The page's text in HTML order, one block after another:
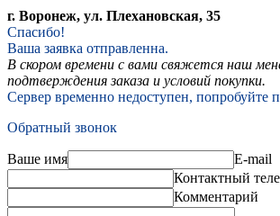
г. Воронеж, ул. Плехановская, 35
Спасибо!
Ваша заявка отправленна.
В скором времени с вами свяжется наш
подтверждения заказа и условий покупки.
Сервер временно недоступен, попробуйте
Обратный звонок
Ваше имя
E-mail
Контактный
Комментарий